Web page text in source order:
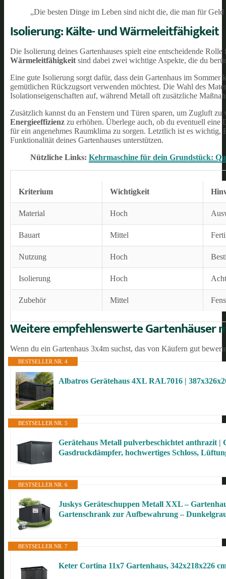
„Die besten Dinge im Leben sind nicht die, die man für
Isolierung: Kälte- und Wärmeleitfähigkeit
Die Isolierung deines Gartenhauses spielt eine entscheidende
Wärmeleitfähigkeit sind dabei zwei wichtige Aspekte, die du
Eine gute Isolierung sorgt dafür, dass dein Gartenhaus im
gemütlichen Rückzugsort verwenden möchtest. Die Wahl des
Isolationseigenschaften auf, während Metall oft zusätzliche
Zusätzlich kannst du an Fenstern und Türen sparen, um Zugluft
Energieeffizienz zu erhöhen. Überlege auch, ob du eventuell
für ein angenehmes Raumklima zu sorgen. Letztlich ist es
Funktionalität deines Gartenhauses unterstützen.
Nützliche Links: Kehrmaschine für dein Grundstück:
Kriterium Wichtigkeit
Material Hoch
Bauart Mittel
Nutzung Hoch
Isolierung Hoch
Zubehör Mittel
Weitere empfehlenswerte Gartenhäuser
Wenn du ein Gartenhaus 3x4m suchst, das von Käufern gut
BESTSELLER NR. 4
Albatros Gerätehaus 4XL RAL7016 |
BESTSELLER NR. 5
Gerätehaus Metall pulverbeschichtet anthrazit |
Gasdruckdämpfer, hochwertiges Schloss,
BESTSELLER NR. 6
Juskys Geräteschuppen Metall XXL –
Gartenschrank zur Aufbewahrung –
BESTSELLER NR. 7
Keter Cortina 11x7 Gartenhaus, 342x218x226